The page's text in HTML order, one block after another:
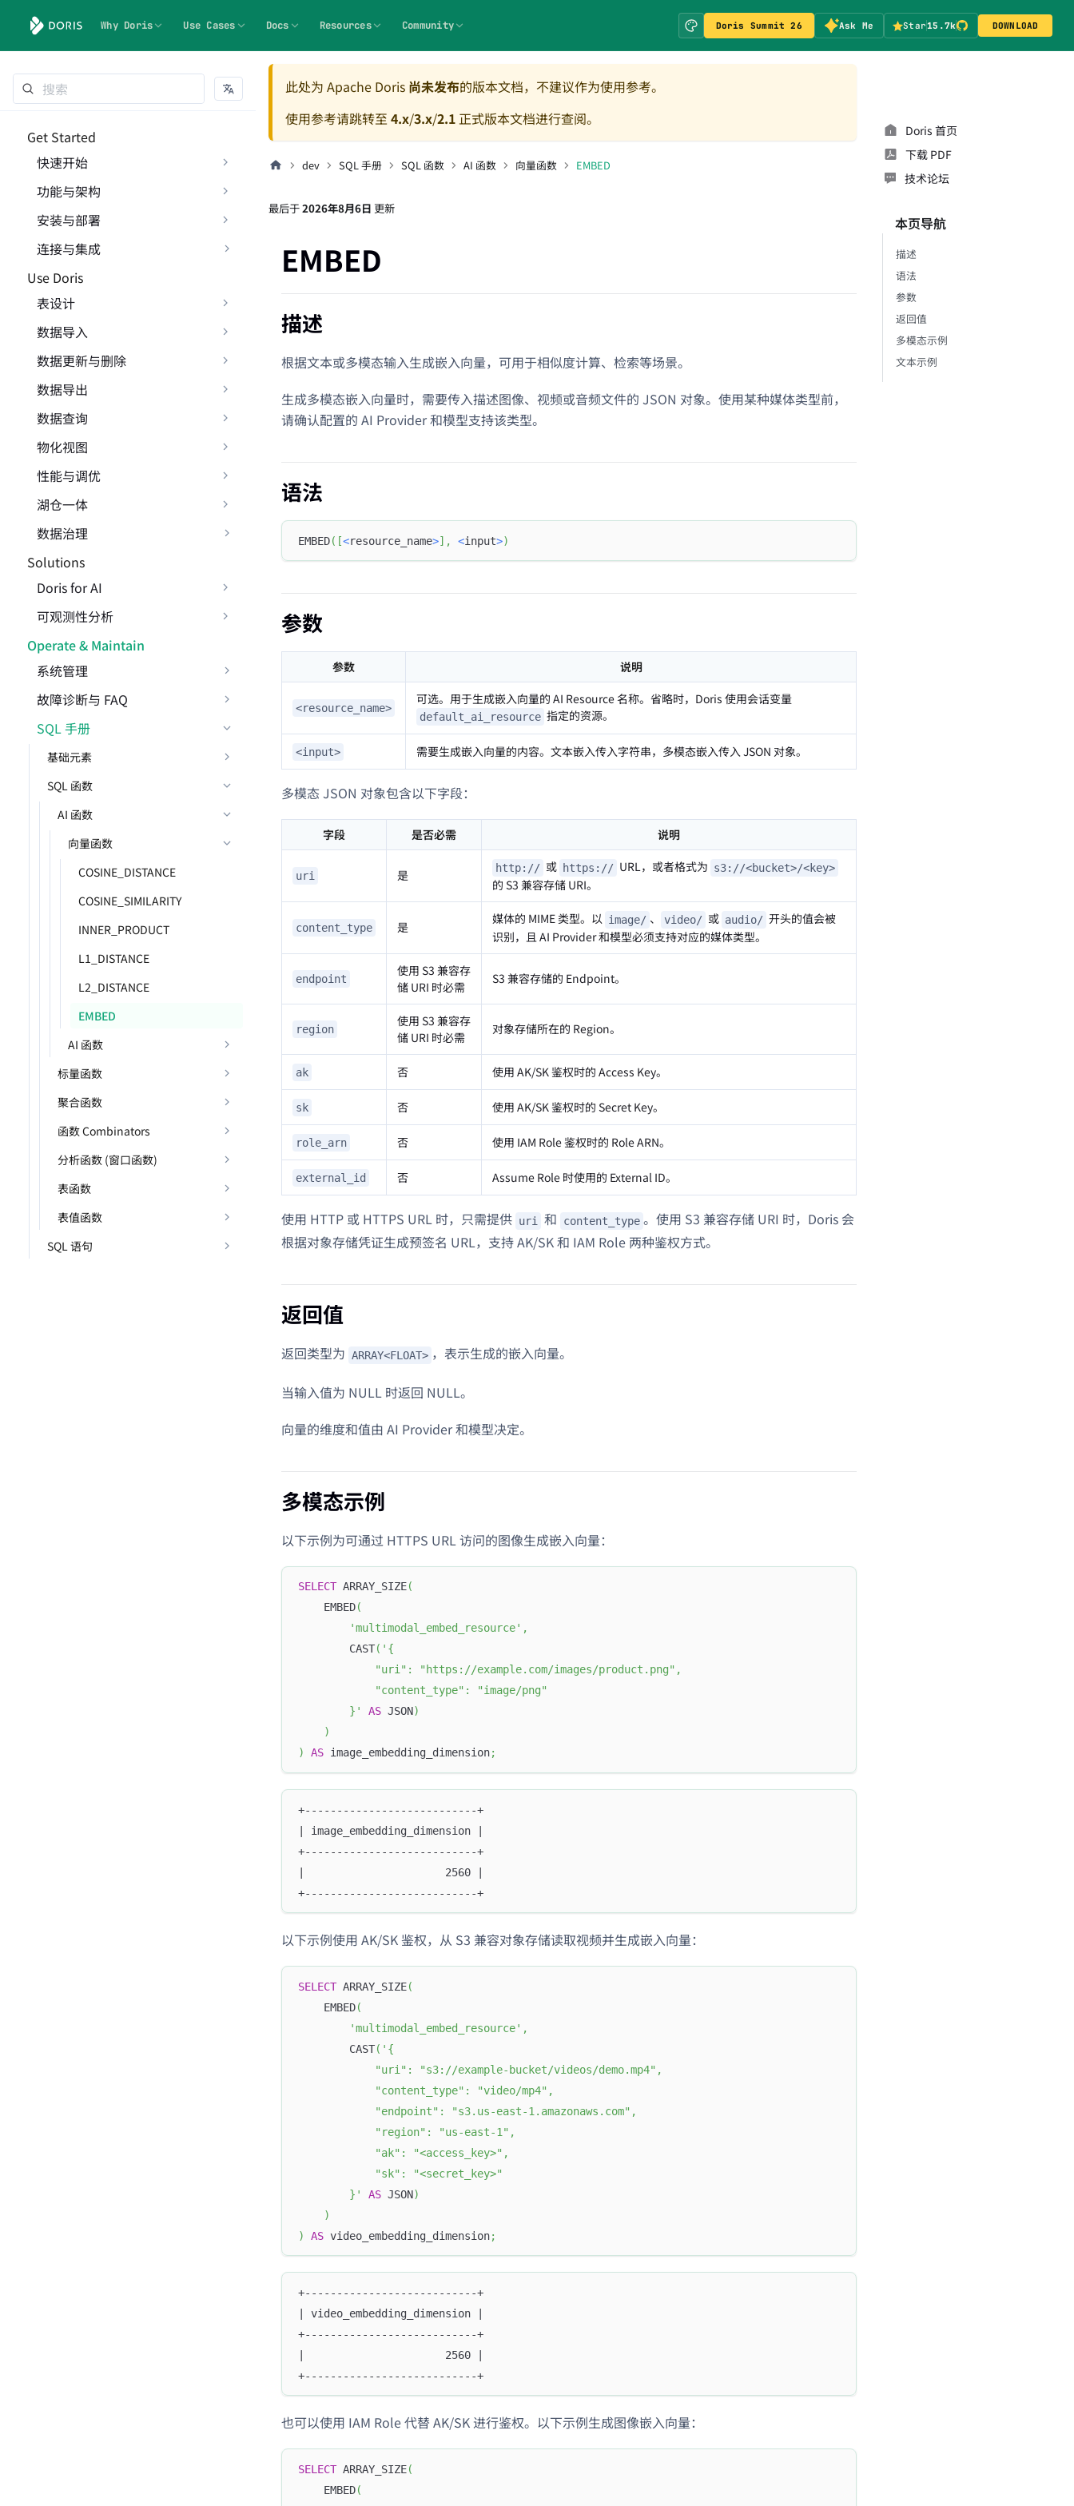
Why Doris Use Cases Docs Resources Community Doris Summit 26 Ask Me Star15.7k DOWNLOAD
Get Started
快速开始
功能与架构
安装与部署
连接与集成
Use Doris
表设计
数据导入
数据更新与删除
数据导出
数据查询
物化视图
性能与调优
湖仓一体
数据治理
Solutions
Doris for AI
可观测性分析
Operate & Maintain
系统管理
故障诊断与 FAQ
SQL 手册
基础元素
SQL 函数
AI 函数
向量函数
COSINE_DISTANCE
COSINE_SIMILARITY
INNER_PRODUCT
L1_DISTANCE
L2_DISTANCE
EMBED
AI 函数
标量函数
聚合函数
函数 Combinators
分析函数 (窗口函数)
表函数
表值函数
SQL 语句
此处为 Apache Doris 尚未发布的版本文档，不建议作为使用参考。
使用参考请跳转至 4.x/3.x/2.1正式版本文档进行查阅。
dev SQL 手册 SQL 函数 AI 函数 向量函数 EMBED
最后于2026年8月6日 更新
EMBED
描述
根据文本或多模态输入生成嵌入向量，可用于相似度计算、检索等场景。
生成多模态嵌入向量时，需要传入描述图像、视频或音频文件的 JSON 对象。使用某种媒体类型前，
请确认配置的 AI Provider 和模型支持该类型。
语法
EMBED( [<resource_name>] , <input>)
参数
参数 说明
<resource_name>
可选。用于生成嵌入向量的 AI Resource 名称。省略时，Doris 使用会话变量
default_ai_resource 指定的资源。
<input> 需要生成嵌入向量的内容。文本嵌入传入字符串，多模态嵌入传入 JSON 对象。
多模态 JSON 对象包含以下字段：
字段 是否必需 说明
uri 是 http:// 或 https:// URL，或者格式为 s3://<bucket>/<key>
的 S3 兼容存储 URI。
content_type 是
媒体的 MIME 类型。以 image/ 、 video/ 或 audio/ 开头的值会被
识别，且 AI Provider 和模型必须支持对应的媒体类型。
endpoint
使用 S3 兼容存
储 URI 时必需
S3 兼容存储的 Endpoint。
region
使用 S3 兼容存
储 URI 时必需
对象存储所在的 Region。
ak 否 使用 AK/SK 鉴权时的 Access Key。
sk 否 使用 AK/SK 鉴权时的 Secret Key。
role_arn 否 使用 IAM Role 鉴权时的 Role ARN。
external_id 否 Assume Role 时使用的 External ID。
使用 HTTP 或 HTTPS URL 时，只需提供 uri 和 content_type 。使用 S3 兼容存储 URI 时，Doris 会
根据对象存储凭证生成预签名 URL，支持 AK/SK 和 IAM Role 两种鉴权方式。
返回值
返回类型为 ARRAY<FLOAT> ，表示生成的嵌入向量。
当输入值为 NULL 时返回 NULL。
向量的维度和值由 AI Provider 和模型决定。
多模态示例
以下示例为可通过 HTTPS URL 访问的图像生成嵌入向量：
SELECT ARRAY_SIZE(
    EMBED
(
'multimodal_embed_resource' ,
        CAST
( '{
            "uri": "https://example.com/images/product.png",
            "content_type": "image/png"
        }'
AS JSON)
)
)
AS image_embedding_dimension;
+---------------------------+
| image_embedding_dimension |
+---------------------------+
|                      2560 |
+---------------------------+
以下示例使用 AK/SK 鉴权，从 S3 兼容对象存储读取视频并生成嵌入向量：
SELECT ARRAY_SIZE(
    EMBED
(
'multimodal_embed_resource' ,
        CAST
( '{
            "uri": "s3://example-bucket/videos/demo.mp4",
            "content_type": "video/mp4",
            "endpoint": "s3.us-east-1.amazonaws.com",
            "region": "us-east-1",
            "ak": "<access_key>",
            "sk": "<secret_key>"
        }'
AS JSON)
)
)
AS video_embedding_dimension;
+---------------------------+
| video_embedding_dimension |
+---------------------------+
|                      2560 |
+---------------------------+
也可以使用 IAM Role 代替 AK/SK 进行鉴权。以下示例生成图像嵌入向量：
SELECT ARRAY_SIZE(
    EMBED
(
Doris 首页
下载 PDF
技术论坛
本页导航
描述
语法
参数
返回值
多模态示例
文本示例